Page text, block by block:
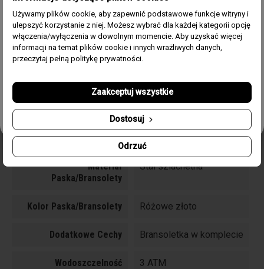
Kolor Tarczy Czarny
Rozmiar Koperty 32 mm
Typ Szkła Mineralne
Funkcje Godzina, Minuty, sekundy
Rodzaj Mechanizmu Kwarcowy
Materiał
Paska/bransolety
Stal szlachetna
Kolor Paska/bransolety Różowe złoto
Dodatkowe Cechy Bransoletka w komplecie
Wodoszczelność 3 ATM
Używamy plików cookie, aby zapewnić podstawowe funkcje witryny i
ulepszyć korzystanie z niej. Możesz wybrać dla każdej kategorii opcję
włączenia/wyłączenia w dowolnym momencie. Aby uzyskać więcej
informacji na temat plików cookie i innych wrażliwych danych,
przeczytaj pełną politykę prywatności.
Odrzuć
Dostosuj
Zaakceptuj wszystkie
Email
ZgodaAkceptuję regulamin i wyrażam zgodę na przetwarzanie
powyższych danych osobowych w celu otrzymywania
Odbierz swój kupon!